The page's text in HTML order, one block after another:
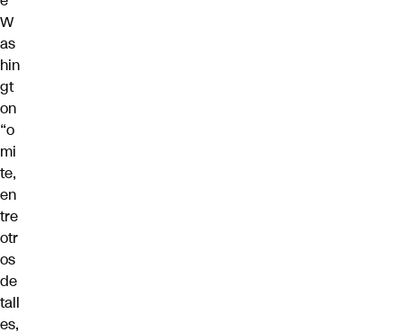
W
as
hin
gt
on
“o
mi
te,
en
tre
otr
os
de
tall
es,